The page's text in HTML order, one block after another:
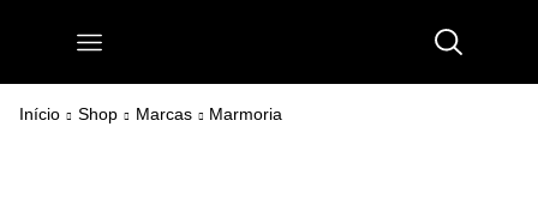
Início Shop Marcas Marmoria